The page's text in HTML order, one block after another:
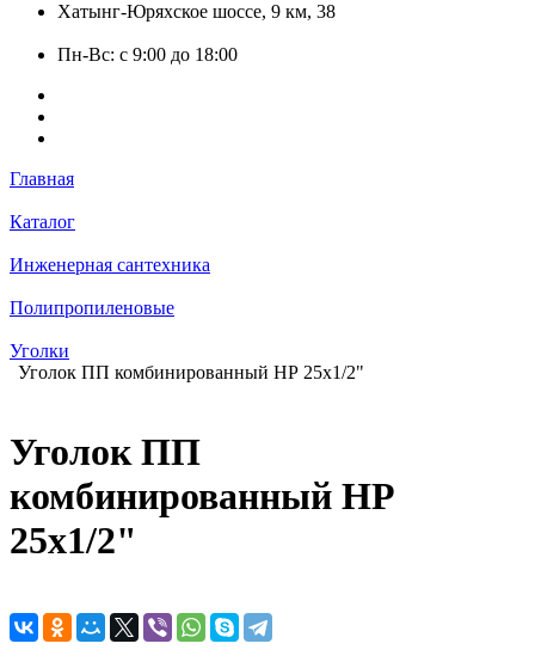
Хатынг-Юряхское шоссе, 9 км, 38
Пн-Вс: с 9:00 до 18:00
Главная
Каталог
Инженерная сантехника
Полипропиленовые
Уголки
Уголок ПП комбинированный НР 25x1/2"
Уголок ПП
комбинированный НР
25x1/2"